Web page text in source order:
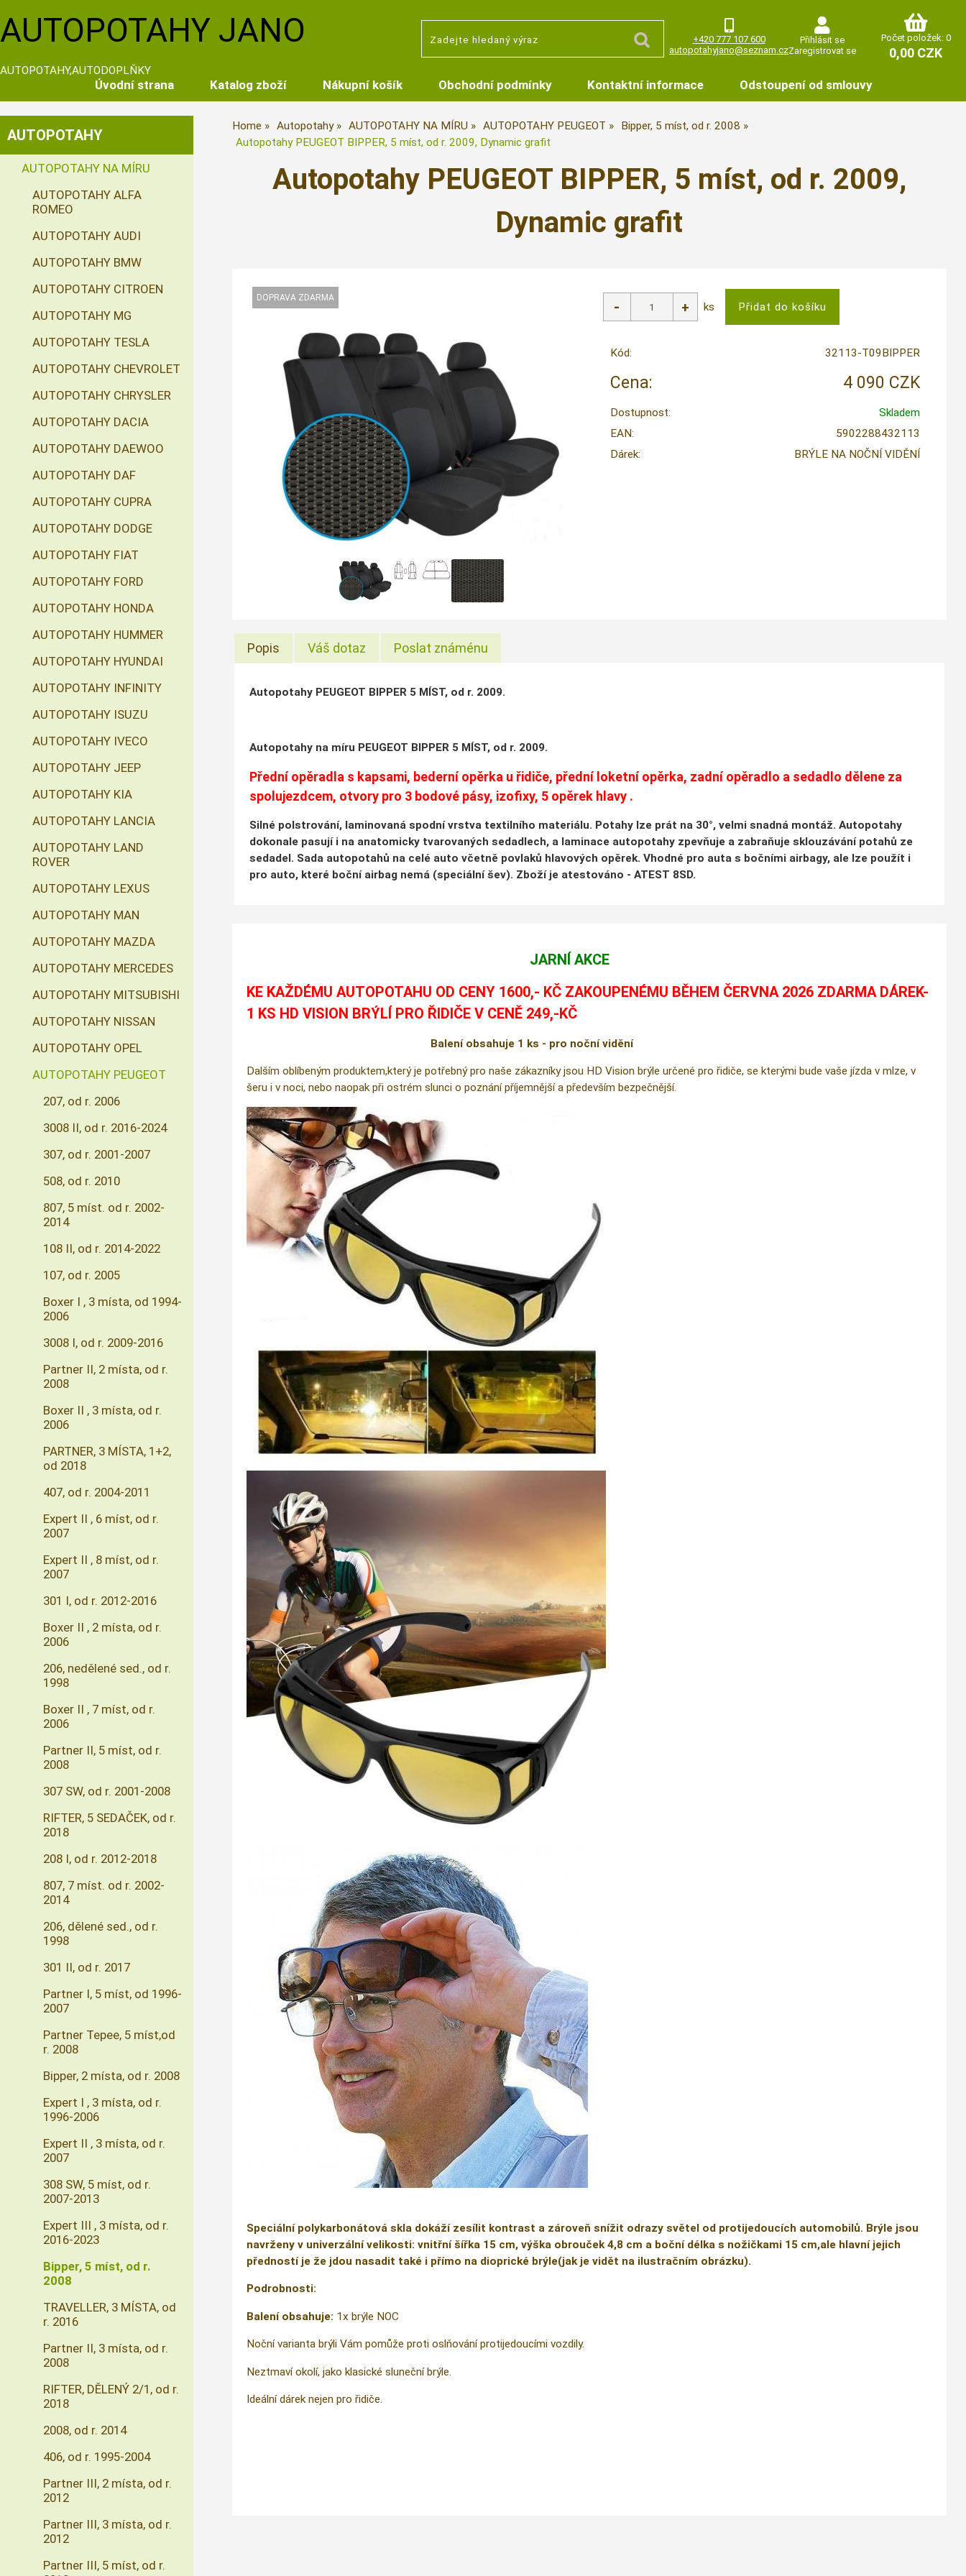
+420 777 107 600
autopotahyjano@seznam.cz
Přihlásit se
Zaregistrovat se
Počet položek: 0
0,00 CZK
AUTOPOTAHY JANO
AUTOPOTAHY,AUTODOPLŇKY
Úvodní strana Katalog zboží Nákupní košík Obchodní podmínky Kontaktní informace Odstoupení od smlouvy
Home Autopotahy AUTOPOTAHY NA MÍRU AUTOPOTAHY PEUGEOT
Bipper, 5 míst, od r. 2008
Autopotahy PEUGEOT BIPPER, 5 míst, od r. 2009, Dynamic grafit
Autopotahy PEUGEOT BIPPER, 5 míst, od r. 2009,
Dynamic grafit
ks
Kód: 32113-T09BIPPER
Cena: 4 090 CZK
Dostupnost:
Skladem
EAN:
5902288432113
Dárek:
BRÝLE NA NOČNÍ VIDĚNÍ
Popis Váš dotaz Poslat známénu
Autopotahy PEUGEOT BIPPER 5 MÍST, od r. 2009.
Autopotahy na míru PEUGEOT BIPPER 5 MÍST, od r. 2009.
Přední opěradla s kapsami, bederní opěrka u řidiče, přední loketní opěrka, zadní opěradlo a sedadlo dělene za
spolujezdcem, otvory pro 3 bodové pásy, izofixy, 5 opěrek hlavy .
Silné polstrování, laminovaná spodní vrstva textilního materiálu. Potahy lze prát na 30°, velmi snadná montáž. Autopotahy
dokonale pasují i na anatomicky tvarovaných sedadlech, a laminace autopotahy zpevňuje a zabraňuje sklouzávání potahů ze
sedadel. Sada autopotahů na celé auto včetně povlaků hlavových opěrek. Vhodné pro auta s bočními airbagy, ale lze použít i
pro auto, které boční airbag nemá (speciální šev). Zboží je atestováno - ATEST 8SD.
JARNÍ AKCE
KE KAŽDÉMU AUTOPOTAHU OD CENY 1600,- KČ ZAKOUPENÉMU BĚHEM ČERVNA 2026 ZDARMA DÁREK-
1 KS HD VISION BRÝLÍ PRO ŘIDIČE V CENĚ 249,-KČ
Balení obsahuje 1 ks - pro noční vidění
Dalším oblíbeným produktem,který je potřebný pro naše zákazníky jsou HD Vision brýle určené pro řidiče, se kterými bude vaše jízda v mlze, v
šeru i v noci, nebo naopak při ostrém slunci o poznání příjemnější a především bezpečnější.
Speciální polykarbonátová skla dokáží zesílit kontrast a zároveň snížit odrazy světel od protijedoucích automobilů. Brýle jsou
navrženy v univerzální velikosti: vnitřní šířka 15 cm, výška obrouček 4,8 cm a boční délka s nožičkami 15 cm,ale hlavní jejich
předností je že jdou nasadit také i přímo na dioprické brýle(jak je vidět na ilustračním obrázku).
Podrobnosti:
Balení obsahuje: 1x brýle NOC
Noční varianta brýli Vám pomůže proti oslňování protijedoucími vozdily.
Neztmaví okolí, jako klasické sluneční brýle.
Ideální dárek nejen pro řidiče.
AUTOPOTAHY
AUTOPOTAHY NA MÍRU
AUTOPOTAHY ALFA
ROMEO
AUTOPOTAHY AUDI
AUTOPOTAHY BMW
AUTOPOTAHY CITROEN
AUTOPOTAHY MG
AUTOPOTAHY TESLA
AUTOPOTAHY CHEVROLET
AUTOPOTAHY CHRYSLER
AUTOPOTAHY DACIA
AUTOPOTAHY DAEWOO
AUTOPOTAHY DAF
AUTOPOTAHY CUPRA
AUTOPOTAHY DODGE
AUTOPOTAHY FIAT
AUTOPOTAHY FORD
AUTOPOTAHY HONDA
AUTOPOTAHY HUMMER
AUTOPOTAHY HYUNDAI
AUTOPOTAHY INFINITY
AUTOPOTAHY ISUZU
AUTOPOTAHY IVECO
AUTOPOTAHY JEEP
AUTOPOTAHY KIA
AUTOPOTAHY LANCIA
AUTOPOTAHY LAND
ROVER
AUTOPOTAHY LEXUS
AUTOPOTAHY MAN
AUTOPOTAHY MAZDA
AUTOPOTAHY MERCEDES
AUTOPOTAHY MITSUBISHI
AUTOPOTAHY NISSAN
AUTOPOTAHY OPEL
AUTOPOTAHY PEUGEOT
207, od r. 2006
3008 II, od r. 2016-2024
307, od r. 2001-2007
508, od r. 2010
807, 5 míst. od r. 2002-
2014
108 II, od r. 2014-2022
107, od r. 2005
Boxer I , 3 místa, od 1994-
2006
3008 I, od r. 2009-2016
Partner II, 2 místa, od r.
2008
Boxer II , 3 místa, od r.
2006
PARTNER, 3 MÍSTA, 1+2,
od 2018
407, od r. 2004-2011
Expert II , 6 míst, od r.
2007
Expert II , 8 míst, od r.
2007
301 I, od r. 2012-2016
Boxer II , 2 místa, od r.
2006
206, nedělené sed., od r.
1998
Boxer II , 7 míst, od r.
2006
Partner II, 5 míst, od r.
2008
307 SW, od r. 2001-2008
RIFTER, 5 SEDAČEK, od r.
2018
208 I, od r. 2012-2018
807, 7 míst. od r. 2002-
2014
206, dělené sed., od r.
1998
301 II, od r. 2017
Partner I, 5 míst, od 1996-
2007
Partner Tepee, 5 míst,od
r. 2008
Bipper, 2 místa, od r. 2008
Expert I , 3 místa, od r.
1996-2006
Expert II , 3 místa, od r.
2007
308 SW, 5 míst, od r.
2007-2013
Expert III , 3 místa, od r.
2016-2023
Bipper, 5 míst, od r.
2008
TRAVELLER, 3 MÍSTA, od
r. 2016
Partner II, 3 místa, od r.
2008
RIFTER, DĚLENÝ 2/1, od r.
2018
2008, od r. 2014
406, od r. 1995-2004
Partner III, 2 místa, od r.
2012
Partner III, 3 místa, od r.
2012
Partner III, 5 míst, od r.